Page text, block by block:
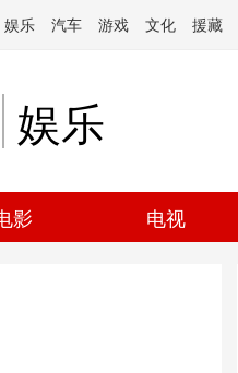
娱乐 汽车 游戏 文化 援藏
娱乐
影 电视